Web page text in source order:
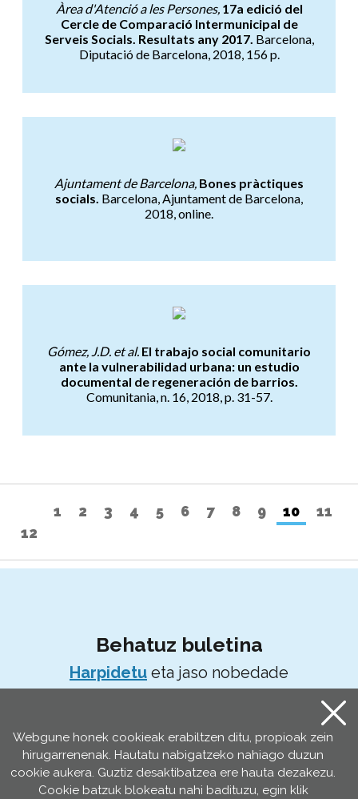
Àrea d'Atenció a les Persones, 17a edició del
Cercle de Comparació Intermunicipal de
Serveis Socials. Resultats any 2017. Barcelona,
Diputació de Barcelona, 2018, 156 p.
Ajuntament de Barcelona, Bones pràctiques
socials. Barcelona, Ajuntament de Barcelona,
2018, online.
Gómez, J.D. et al. El trabajo social comunitario
ante la vulnerabilidad urbana: un estudio
documental de regeneración de barrios.
Comunitania, n. 16, 2018, p. 31-57.
Aurrekoa
1 2 3 4 5 6 7 8 9 10
11
12
Behatuz buletina
Harpidetu eta jaso nobedade
Webgune honek cookieak erabiltzen ditu, propioak zein
hirugarrenenak. Hautatu nabigatzeko nahiago duzun
cookie aukera. Guztiz desaktibatzea ere hauta dezakezu.
Cookie batzuk blokeatu nahi badituzu, egin klik